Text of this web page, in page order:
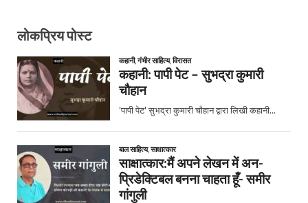
लोकप्रिय पोस्ट